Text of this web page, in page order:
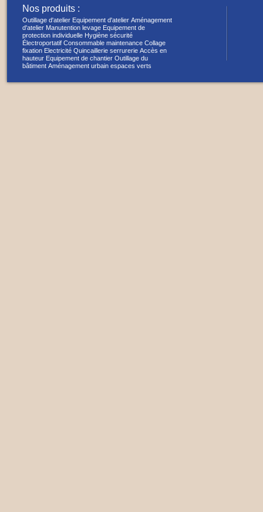
Nos produits :
Outillage d'atelier Equipement d'atelier Aménagement
d'atelier Manutention levage Equipement de
protection individuelle Hygiène sécurité
Électroportatif Consommable maintenance Collage
fixation Electricité Quincaillerie serrurerie Accès en
hauteur Equipement de chantier Outillage du
bâtiment Aménagement urbain espaces verts